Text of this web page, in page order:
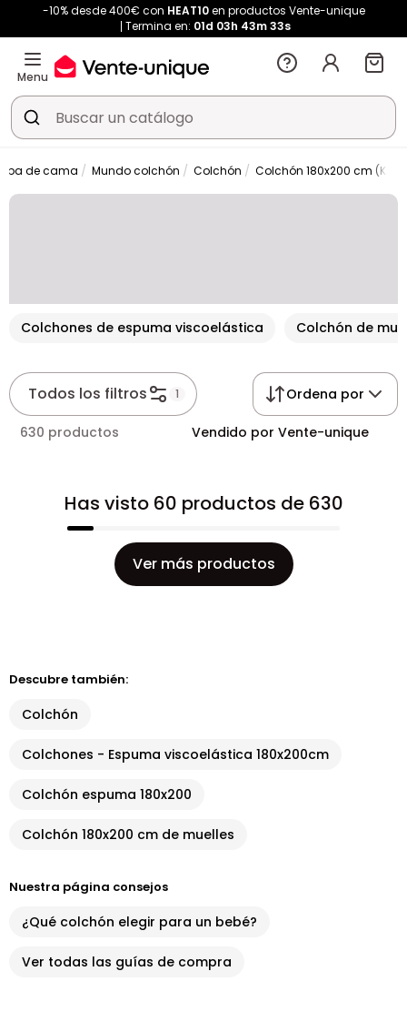
-10% desde 400€ con HEAT10en productos Vente-unique
Termina en: 01d 03h 43m 33s
Menu
de cama Mundo colchón Colchón Colchón 180x200 cm (King
Colchones de espuma viscoelástica Colchón de
Todos los filtros 1 Ordena por
630 productos Vendido por Vente-unique
Has visto 60 productos de 630
Ver más productos
Descubre también:
Colchón
Colchones - Espuma viscoelástica 180x200cm
Colchón espuma 180x200
Colchón 180x200 cm de muelles
Nuestra página consejos
¿Qué colchón elegir para un bebé?
Ver todas las guías de compra